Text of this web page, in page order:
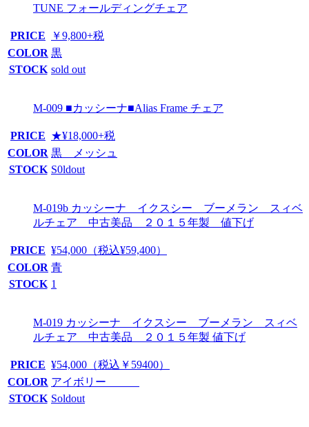
TUNE フォールディングチェア
PRICE
￥9,800+税
COLOR 黒
STOCK sold out
M-009 ■カッシーナ■Alias Frame チェア
PRICE ★¥18,000+税
COLOR 黒 メッシュ
STOCK S0ldout
M-019b カッシーナ イクスシー ブーメラン スィベ
ルチェア 中古美品 ２０１５年製 値下げ
PRICE ¥54,000（税込¥59,400）
COLOR 青
STOCK 1
M-019 カッシーナ イクスシー ブーメラン スィベ
ルチェア 中古美品 ２０１５年製 値下げ
PRICE ¥54,000（税込￥59400）
COLOR アイボリー
STOCK Soldout